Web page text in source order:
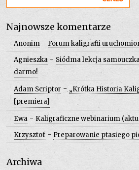
Najnowsze komentarze
Anonim - Forum kaligrafii
Agnieszka - Siódma lekcja
darmo!
Adam Scriptor - „Krótka Historia
[premiera]
Ewa - Kaligraficzne webinarium
Krzysztof - Preparowanie ptasiego
Archiwa